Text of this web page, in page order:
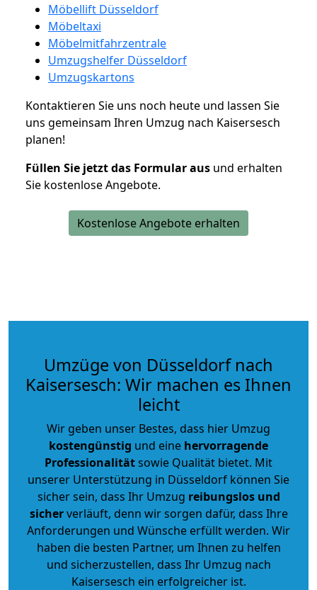
Möbellift Düsseldorf
Möbeltaxi
Möbelmitfahrzentrale
Umzugshelfer Düsseldorf
Umzugskartons
Kontaktieren Sie uns noch heute und lassen Sie
uns gemeinsam Ihren Umzug nach Kaisersesch
planen!
Füllen Sie jetzt das Formular aus und erhalten
Sie kostenlose Angebote.
Kostenlose Angebote erhalten
Umzüge von Düsseldorf nach
Kaisersesch: Wir machen es Ihnen
leicht
Wir geben unser Bestes, dass hier Umzug
kostengünstig und eine hervorragende
Professionalitätsowie Qualität bietet. Mit
unserer Unterstützung in Düsseldorf können Sie
sicher sein, dass Ihr Umzug reibungslos und
sicherverläuft, denn wir sorgen dafür, dass Ihre
Anforderungen und Wünsche erfüllt werden. Wir
haben die besten Partner, um Ihnen zu helfen
und sicherzustellen, dass Ihr Umzug nach
Kaisersesch ein erfolgreicher ist.